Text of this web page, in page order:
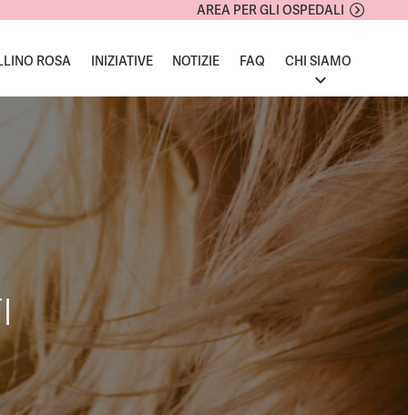
AREA PER GLI OSPEDALI
ROSA INIZIATIVE NOTIZIE FAQ CHI SIAMO